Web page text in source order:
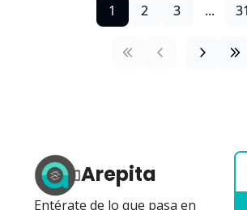
1 2 3 ...
Arepita
Entérate de lo que pasa en